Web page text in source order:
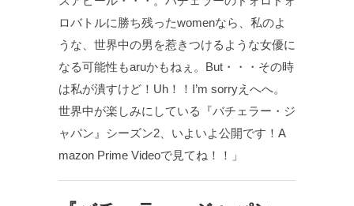
ロバトルに勝ち残ったwomenなら、私のよ
うな、世界中の男を惹きつけるような女優に
なる可能性もaruかもねぇ。But・・・その時
は私が潰すけど！Uh！！I’m sorryえへへ。
世界中が楽しみにしている『バチェラー・ジ
ャパン』シーズン2、いよいよ公開です！A
mazon Prime Videoで見てね！！」